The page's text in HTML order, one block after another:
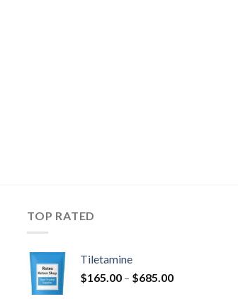
TOP RATED
Tiletamine
$165.00 – $685.00价